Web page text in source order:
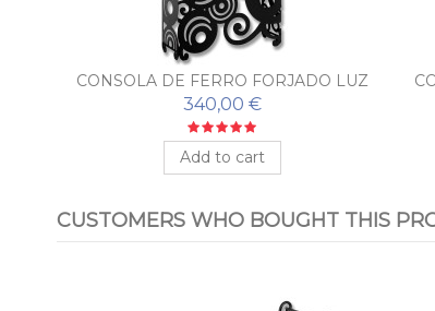
CONSOLA DE FERRO FORJADO LUZ
COM ESPELHO
340,00 €
Add to cart
CUSTOMERS WHO BOUGHT THIS